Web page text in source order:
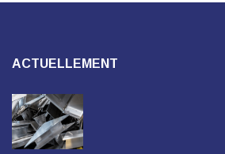
ACTUELLEMENT